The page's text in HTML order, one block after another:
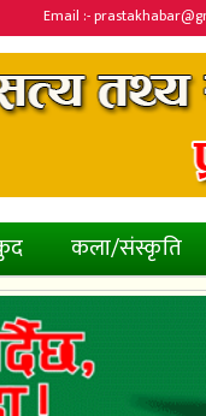
Email :-
कला/संस्कृति